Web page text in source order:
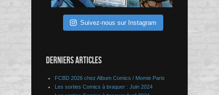
Suivez-nous sur Instagram
DERNIERS ARTICLES
FCBD 2026 chez Album Comics / Momie Paris
Les sorties Comics à braquer : Juin 2024